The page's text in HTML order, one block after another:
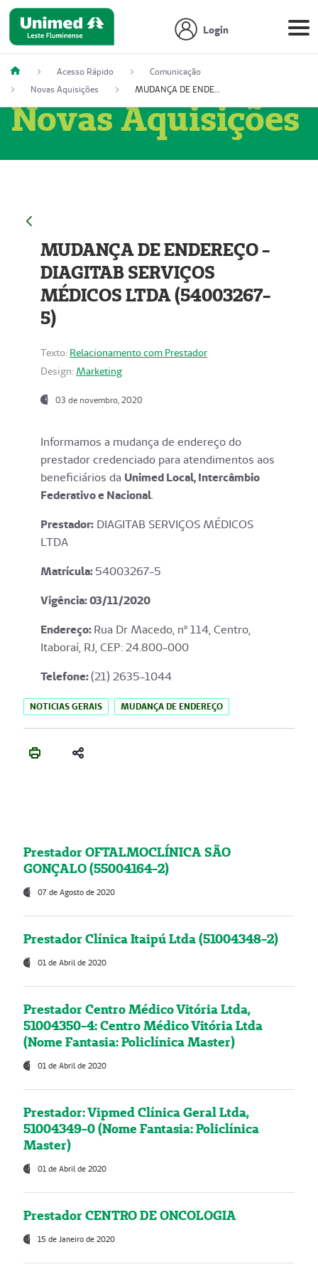
Login
Acesso Rápido
Comunicação
Novas Aquisições
MUDANÇA DE ENDEREÇO - DIAGITAB SERVIÇOS MÉDICOS LTDA (54003267-5)
Novas Aquisições
MUDANÇA DE ENDEREÇO -
DIAGITAB SERVIÇOS
MÉDICOS LTDA (54003267-
5)
Texto: Relacionamento com Prestador
Design: Marketing
03 de novembro, 2020
Informamos a mudança de endereço do
prestador credenciado para atendimentos aos
beneficiários da Unimed Local, Intercâmbio
Federativo e Nacional.
Prestador: DIAGITAB SERVIÇOS MÉDICOS
LTDA
Matrícula:54003267-5
Vigência: 03/11/2020
Endereço:Rua Dr Macedo, nº 114, Centro,
Itaboraí, RJ, CEP: 24.800-000
Telefone:(21) 2635-1044
NOTICIAS GERAIS MUDANÇA DE ENDEREÇO
Prestador OFTALMOCLÍNICA SÃO
GONÇALO (55004164-2)
07 de Agosto de 2020
Prestador Clínica Itaipú Ltda (51004348-2)
01 de Abril de 2020
Prestador Centro Médico Vitória Ltda,
51004350-4: Centro Médico Vitória Ltda
(Nome Fantasia: Policlínica Master)
01 de Abril de 2020
Prestador: Vipmed Clínica Geral Ltda,
51004349-0 (Nome Fantasia: Policlínica
Master)
01 de Abril de 2020
Prestador CENTRO DE ONCOLOGIA
15 de Janeiro de 2020